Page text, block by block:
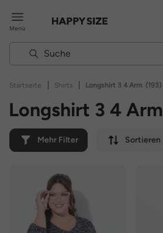
Menü
Startseite | Shirts | Longshirt 3 4 Arm (193)
Longshirt 3 4 Arm
Mehr Filter Sortieren